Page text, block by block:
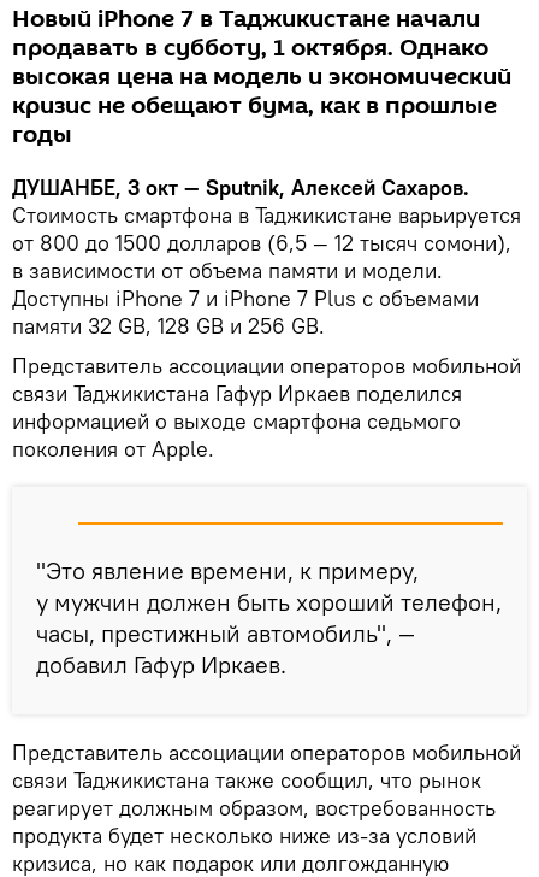
Новый iPhone 7 в Таджикистане начали
продавать в субботу, 1 октября. Однако
высокая цена на модель и экономический
кризис не обещают бума, как в прошлые
годы
ДУШАНБЕ, 3 окт — Sputnik, Алексей Сахаров.
Стоимость смартфона в Таджикистане варьируется
от 800 до 1500 долларов (6,5 — 12 тысяч сомони),
в зависимости от объема памяти и модели.
Доступны iPhone 7 и iPhone 7 Plus с объемами
памяти 32 GB, 128 GB и 256 GВ.
Представитель ассоциации операторов мобильной
связи Таджикистана Гафур Иркаев поделился
информацией о выходе смартфона седьмого
поколения от Apple.
"Это явление времени, к примеру,
у мужчин должен быть хороший телефон,
часы, престижный автомобиль", —
добавил Гафур Иркаев.
Представитель ассоциации операторов мобильной
связи Таджикистана также сообщил, что рынок
реагирует должным образом, востребованность
продукта будет несколько ниже из-за условий
кризиса, но как подарок или долгожданную